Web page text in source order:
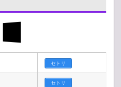
セトリ
セトリ